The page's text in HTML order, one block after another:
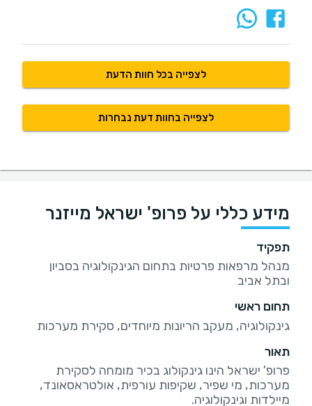
לצפייה בכל חוות הדעת
לצפייה בחוות דעת נבחרות
מידע כללי על פרופ' ישראל מייזנר
תפקיד
מנהל מרפאות פרטיות בתחום הגינקולוגיה בסביון
ובתל אביב
תחום ראשי
גינקולוגיה, מעקב הריונות מיוחדים, סקירת מערכות
תאור
פרופ' ישראל הינו גינקולוג בכיר מומחה לסקירת
מערכות, מי שפיר, שקיפות עורפית, אולטראסאונד,